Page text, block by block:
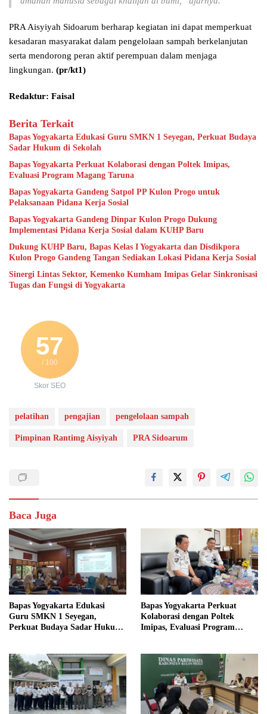
PRA Aisyiyah Sidoarum berharap kegiatan ini dapat memperkuat
kesadaran masyarakat dalam pengelolaan sampah berkelanjutan
serta mendorong peran aktif perempuan dalam menjaga
lingkungan. (pr/kt1)
Redaktur: Faisal
Berita Terkait
Bapas Yogyakarta Edukasi Guru SMKN 1 Seyegan, Perkuat Budaya
Sadar Hukum di Sekolah
Bapas Yogyakarta Perkuat Kolaborasi dengan Poltek Imipas,
Evaluasi Program Magang Taruna
Bapas Yogyakarta Gandeng Satpol PP Kulon Progo untuk
Pelaksanaan Pidana Kerja Sosial
Bapas Yogyakarta Gandeng Dinpar Kulon Progo Dukung
Implementasi Pidana Kerja Sosial dalam KUHP Baru
Dukung KUHP Baru, Bapas Kelas I Yogyakarta dan Disdikpora
Kulon Progo Gandeng Tangan Sediakan Lokasi Pidana Kerja Sosial
Sinergi Lintas Sektor, Kemenko Kumham Imipas Gelar Sinkronisasi
Tugas dan Fungsi di Yogyakarta
57
/ 100
Skor SEO
pelatihan pengajian pengelolaan sampah
Pimpinan Rantimg Aisyiyah PRA Sidoarum
Baca Juga
Bapas Yogyakarta Edukasi
Guru SMKN 1 Seyegan,
Perkuat Budaya Sadar Hukum
Bapas Yogyakarta Perkuat
Kolaborasi dengan Poltek
Imipas, Evaluasi Program